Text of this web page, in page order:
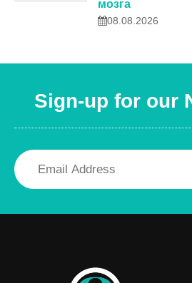
мозга
08.08.2026
Sign-up for our